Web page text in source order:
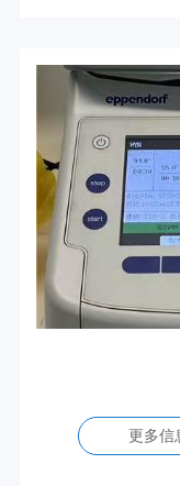
更多信